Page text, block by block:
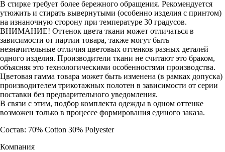
В стирке требует более бережного обращения. Рекомендуется
утюжить и стирать вывернутыми (особенно изделия с принтом)
на изнаночную сторону при температуре 30 градусов.
ВНИМАНИЕ! Оттенок цвета ткани может отличаться в
зависимости от партии товара, также могут быть
незначительные отличия цветовых оттенков разных деталей
одного изделия. Производители ткани не считают это браком,
объясняя это технологическими особенностями производства.
Цветовая гамма товара может быть изменена (в рамках допуска)
производителем трикотажных полотен в зависимости от серии
поставки без предварительного уведомления.
В связи с этим, подбор комплекта одежды в одном оттенке
возможен только в процессе формирования единого заказа.
Состав: 70% Cotton 30% Polyester
Компания